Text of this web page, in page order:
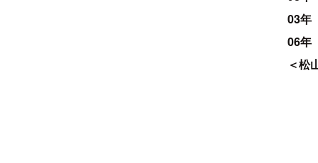
03年
06年
＜松